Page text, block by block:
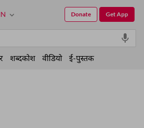
Get App
Donate
शब्दकोश वीडियो ई-पुस्तक